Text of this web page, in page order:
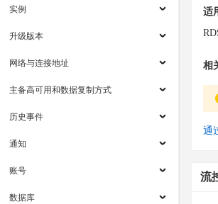
实例
升级版本
网络与连接地址
主备高可用和数据复制方式
历史事件
通知
账号
数据库
适
相
通
流